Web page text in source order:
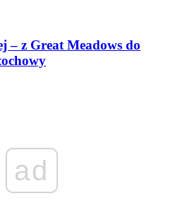
– z Great Meadows do
ad